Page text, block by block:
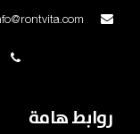
روابط هامة